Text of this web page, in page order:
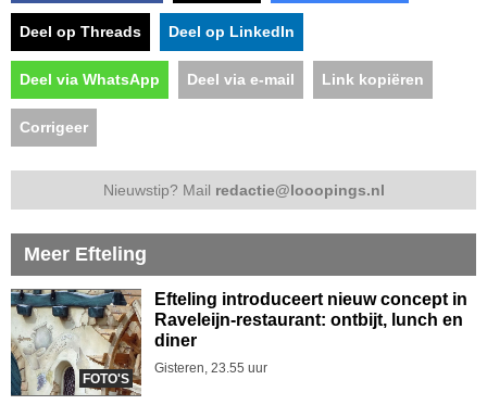
Deel op Threads Deel op LinkedIn
Deel via WhatsApp Deel via e-mail Link kopiëren
Corrigeer
Nieuwstip? Mail redactie@looopings.nl
Meer Efteling
FOTO'S
Efteling introduceert nieuw concept in
Raveleijn-restaurant: ontbijt, lunch en
diner
Gisteren, 23.55 uur